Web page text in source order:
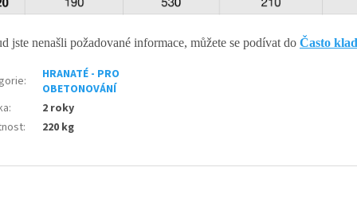
jste nenašli požadované informace, můžete se podívat do Často
:
HRANATÉ - PRO
OBETONOVÁNÍ
:
2 roky
: 220 kg